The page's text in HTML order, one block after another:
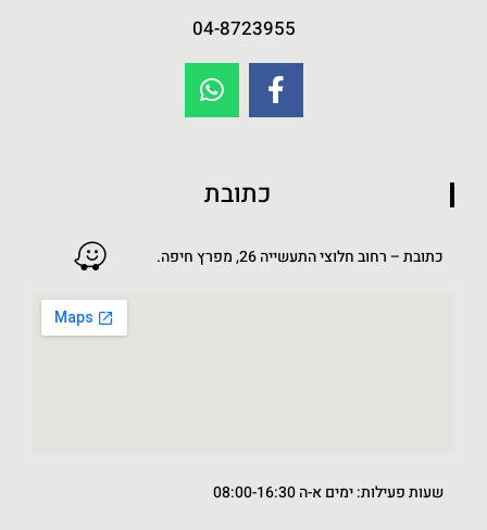
04-8723955
כתובת
כתובת – רחוב חלוצי התעשייה 26, מפרץ חיפה.
שעות פעילות: ימים א-ה 08:00-16:30